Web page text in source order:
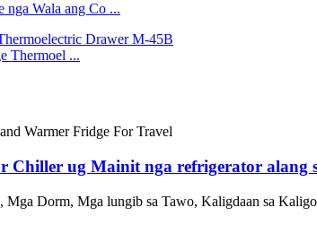
Wala ang Co ...
Thermoel ...
Chiller ug Mainit nga refrigerator alang
Dorm, Mga lungib sa Tawo, Kaligdaan sa